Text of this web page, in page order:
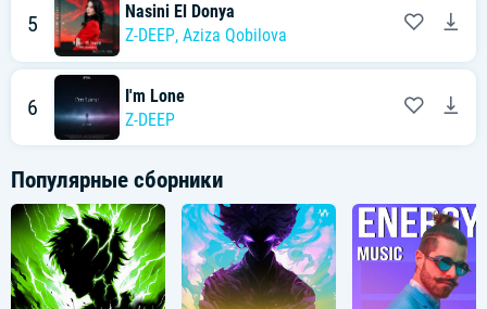
5
Nasini El Donya
Z-DEEP, Aziza Qobilova
6
I'm Lone
Z-DEEP
Популярные сборники